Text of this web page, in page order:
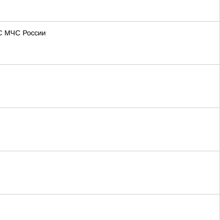
МЧС России